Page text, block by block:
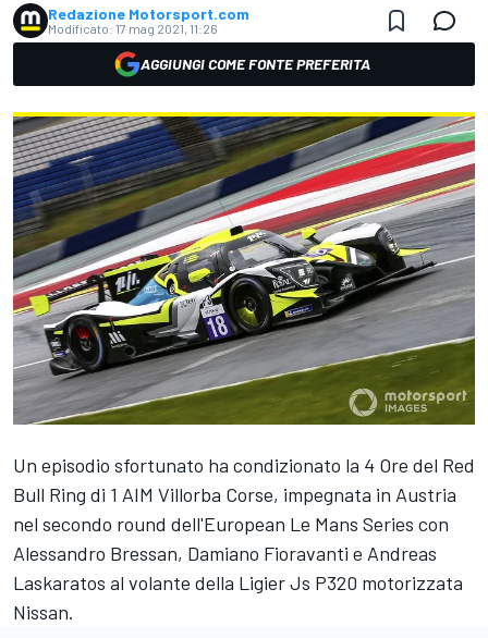
Redazione Motorsport.com
Modificato: 17 mag 2021, 11:26
AGGIUNGI COME FONTE PREFERITA
Un episodio sfortunato ha condizionato la 4 Ore del Red
Bull Ring di 1 AIM Villorba Corse, impegnata in Austria
nel secondo round dell'European Le Mans Series con
Alessandro Bressan, Damiano Fioravanti e Andreas
Laskaratos al volante della Ligier Js P320 motorizzata
Nissan.